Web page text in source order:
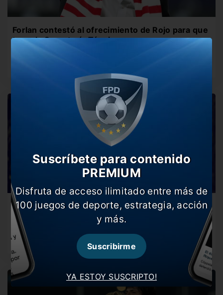
Forlan contestó al ofrecimiento de Rojo para que
tome la Secretaría Técnica
La frase de Forlán a los dirigentes de
Independiente
Anta la salida de Sebastián Beccacece, Independiente
acelera por definir el futuro…
YA ESTOY SUSCRIPTO!
Suscríbete para contenido
PREMIUM
Disfruta de acceso ilimitado entre más de
100 juegos de deporte, estrategia, acción
y más.
Suscribirme